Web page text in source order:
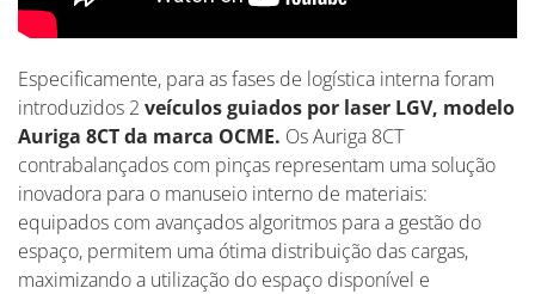
Especificamente, para as fases de logística interna foram
introduzidos 2 veículos guiados por laser LGV, modelo
Auriga 8CT da marca OCME. Os Auriga 8CT
contrabalançados com pinças representam uma solução
inovadora para o manuseio interno de materiais:
equipados com avançados algoritmos para a gestão do
espaço, permitem uma ótima distribuição das cargas,
maximizando a utilização do espaço disponível e